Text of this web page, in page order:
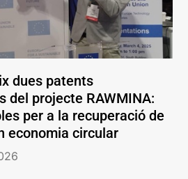
dues patents
del projecte RAWMINA:
per a la recuperació de
economia circular